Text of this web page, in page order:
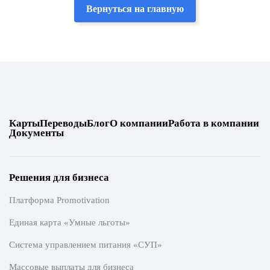
Вернуться на главную
КартыПереводыБлогО компанииРабота в компании
Документы
Решения для бизнеса
Платформа Promotivation
Единая карта «Умные льготы»
Система управлением питания «СУП»
Массовые выплаты для бизнеса